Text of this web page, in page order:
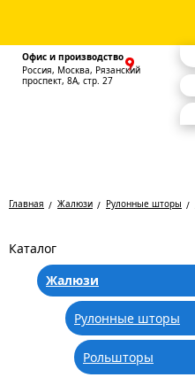
Офис и производство
Россия, Москва, Рязанский
проспект, 8А, стр. 27
Главная Жалюзи Рулонные шторы
Каталог
Жалюзи
Рулонные шторы
Рольшторы